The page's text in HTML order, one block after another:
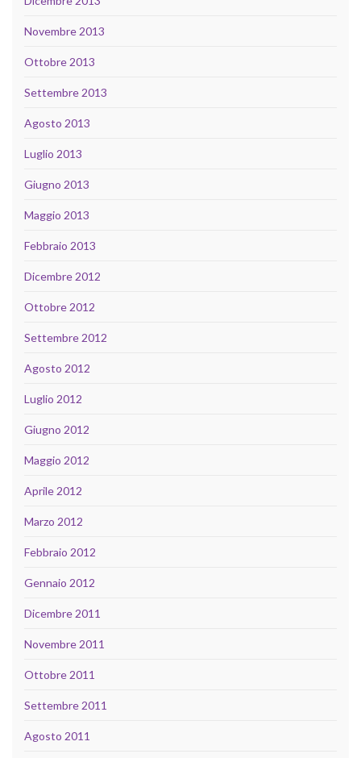
Novembre 2013
Ottobre 2013
Settembre 2013
Agosto 2013
Luglio 2013
Giugno 2013
Maggio 2013
Febbraio 2013
Dicembre 2012
Ottobre 2012
Settembre 2012
Agosto 2012
Luglio 2012
Giugno 2012
Maggio 2012
Aprile 2012
Marzo 2012
Febbraio 2012
Gennaio 2012
Dicembre 2011
Novembre 2011
Ottobre 2011
Settembre 2011
Agosto 2011